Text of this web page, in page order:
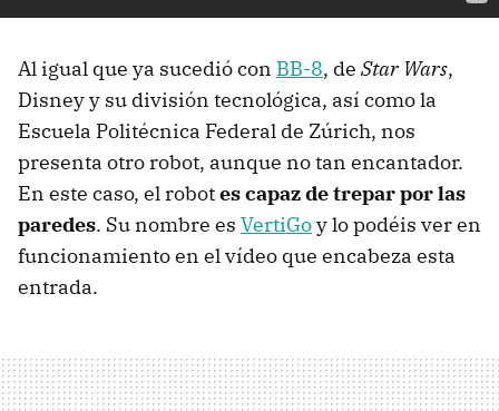
Al igual que ya sucedió con BB-8, de Star Wars,
Disney y su división tecnológica, así como la
Escuela Politécnica Federal de Zúrich, nos
presenta otro robot, aunque no tan encantador.
En este caso, el robotes capaz de trepar por las
paredes. Su nombre es VertiGoy lo podéis ver en
funcionamiento en el vídeo que encabeza esta
entrada.